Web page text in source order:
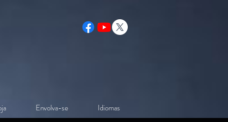
Envolva-se Idiomas